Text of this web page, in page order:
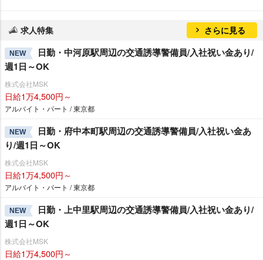
求人特集 さらに見る
NEW
日勤・中河原駅周辺の交通誘導警備員/入社祝い金あり/
週1日～OK
株式会社MSK
日給1万4,500円～
アルバイト・パート / 東京都
NEW
日勤・府中本町駅周辺の交通誘導警備員/入社祝い金あ
り/週1日～OK
株式会社MSK
日給1万4,500円～
アルバイト・パート / 東京都
NEW
日勤・上中里駅周辺の交通誘導警備員/入社祝い金あり/
週1日～OK
株式会社MSK
日給1万4,500円～